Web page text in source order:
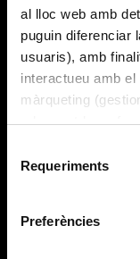
al lloc web amb
puguin diferenciar
usuaris), amb
interactueu amb
màrqueting
adequant-la en
consultar la
Requeriments
Preferències